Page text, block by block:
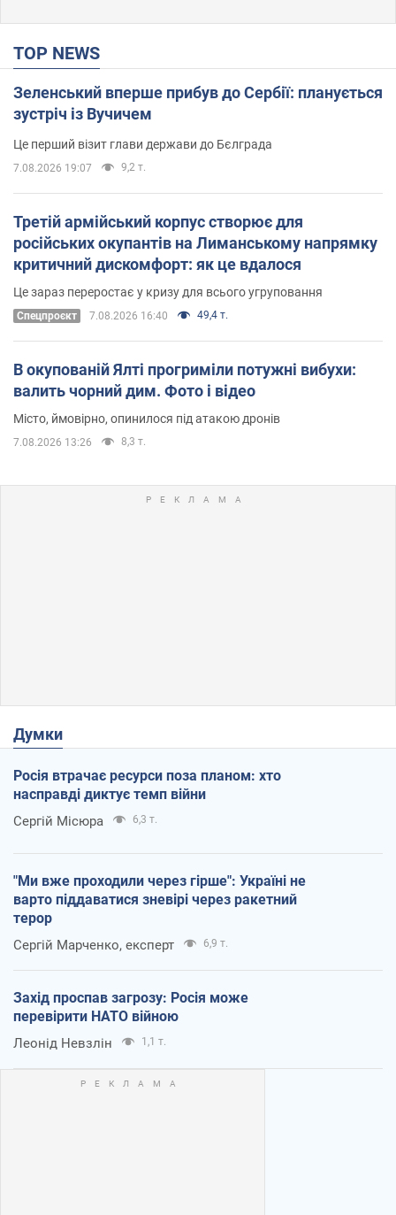
TOP NEWS
Зеленський вперше прибув до Сербії: планується
зустріч із Вучичем
Це перший візит глави держави до Бєлграда
7.08.2026 19:07 9,2 т.
Третій армійський корпус створює для
російських окупантів на Лиманському напрямку
критичний дискомфорт: як це вдалося
Це зараз переростає у кризу для всього угруповання
Cпецпроєкт 7.08.2026 16:40 49,4 т.
В окупованій Ялті прогриміли потужні вибухи:
валить чорний дим. Фото і відео
Місто, ймовірно, опинилося під атакою дронів
7.08.2026 13:26 8,3 т.
Думки
Росія втрачає ресурси поза планом: хто
насправді диктує темп війни
Сергій Місюра 6,3 т.
"Ми вже проходили через гірше": Україні не
варто піддаватися зневірі через ракетний
терор
Сергій Марченко, експерт 6,9 т.
Захід проспав загрозу: Росія може
перевірити НАТО війною
Леонід Невзлін 1,1 т.